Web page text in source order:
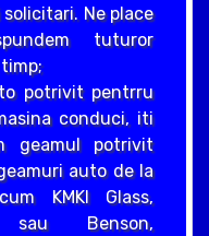
Ne place
tuturor
potrivit pentrru
conduci, iti
geamul potrivit
auto de la
KMKI Glass,
sau Benson,